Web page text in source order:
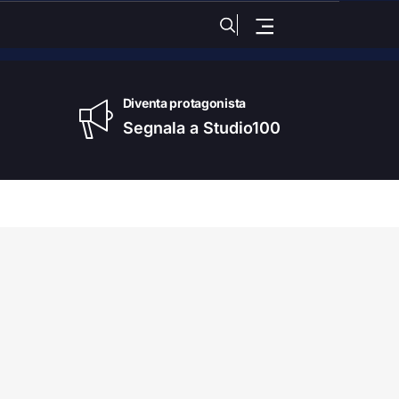
Diventa protagonista
Segnala a Studio100